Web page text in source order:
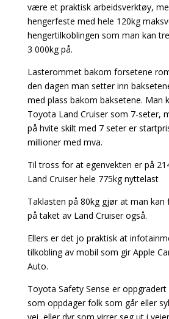
være et praktisk arbeidsverktøy,
hengerfeste med hele 120kg
hengertilkoblingen som man kan
3 000kg på.
Lasterommet bakom forsetene
den dagen man setter inn
med plass bakom baksetene. Man
Toyota Land Cruiser som 7-seter,
på hvite skilt med 7 seter er
millioner med mva.
Til tross for at egenvekten er på
Land Cruiser hele 775kg nyttelast
Taklasten på 80kg gjør at man kan
på taket av Land Cruiser også.
Ellers er det jo praktisk at
tilkobling av mobil som gir Apple
Auto.
Toyota Safety Sense er
som oppdager folk som går eller